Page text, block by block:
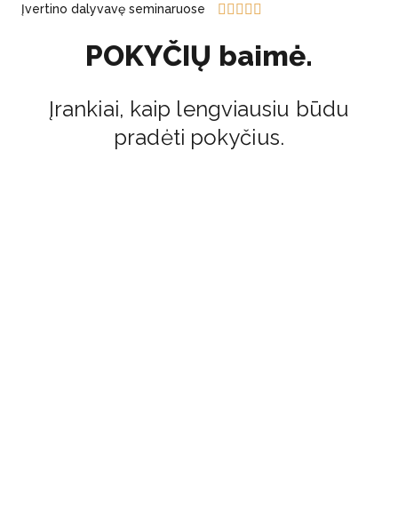
Įvertino dalyvavę seminaruose     
POKYČIŲ baimė.
Įrankiai, kaip lengviausiu būdu
pradėti pokyčius.